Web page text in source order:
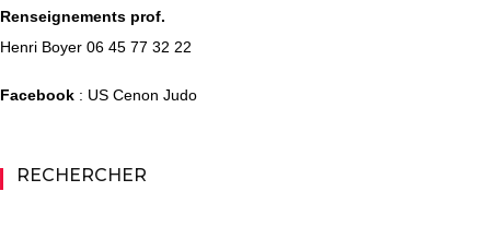
Renseignements prof.
Henri Boyer 06 45 77 32 22
Facebook : US Cenon Judo
RECHERCHER